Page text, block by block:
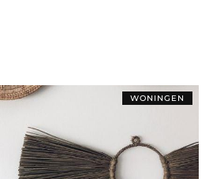
WONINGEN